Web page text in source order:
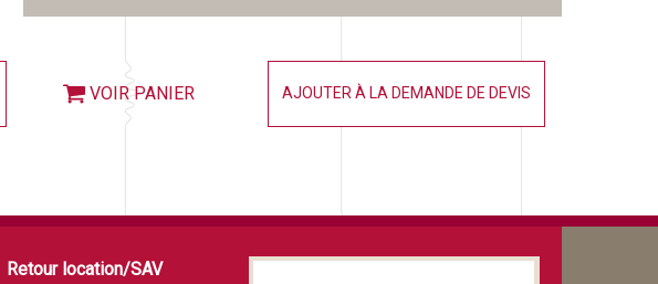
VOIR PANIER AJOUTER À LA DEMANDE DE DEVIS
Retour location/SAV